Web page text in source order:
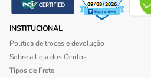
INSTITUCIONAL
Política de trocas e devolução
Sobre a Loja dos Óculos
Tipos de Frete